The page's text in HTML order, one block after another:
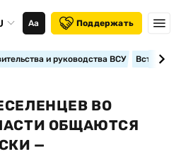
Аа Поддержать
и руководства ВСУ
ВО
ОБЩАЮТСЯ
—